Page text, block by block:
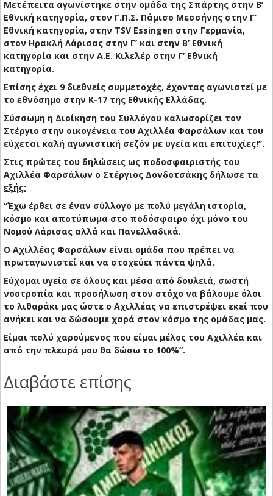
Μετέπειτα αγωνίστηκε στην ομάδα της Σπάρτης στην Β’
Εθνική κατηγορία, στον Γ.Π.Σ. Πάμισο Μεσσήνης στην Γ’
Εθνική κατηγορία, στην TSV Essingen στην Γερμανία,
στον Ηρακλή Λάρισας στην Γ’ και στην Β’ Εθνική
κατηγορία και στην Α.Ε. Κιλελέρ στην Γ’ Εθνική
κατηγορία.
Επίσης έχει 9 διεθνείς συμμετοχές, έχοντας αγωνιστεί με
το εθνόσημο στην Κ-17 της Εθνικής Ελλάδας.
Σύσσωμη η Διοίκηση του Συλλόγου καλωσορίζει τον
Στέργιο στην οικογένεια του Αχιλλέα Φαρσάλων και του
εύχεται καλή αγωνιστική σεζόν με υγεία και επιτυχίες!”.
Στις πρώτες του δηλώσεις ως ποδοσφαιριστής του
Αχιλλέα Φαρσάλων ο Στέργιος Δονδοτσάκης δήλωσε τα
εξής:
“Έχω έρθει σε έναν σύλλογο με πολύ μεγάλη ιστορία,
κόσμο και αποτύπωμα στο ποδόσφαιρο όχι μόνο του
Νομού Λάρισας αλλά και Πανελλαδικά.
Ο Αχιλλέας Φαρσάλων είναι ομάδα που πρέπει να
πρωταγωνιστεί και να στοχεύει πάντα ψηλά.
Εύχομαι υγεία σε όλους και μέσα από δουλειά, σωστή
νοοτροπία και προσήλωση στον στόχο να βάλουμε όλοι
το λιθαράκι μας ώστε ο Αχιλλέας να επιστρέψει εκεί που
ανήκει και να δώσουμε χαρά στον κόσμο της ομάδας μας.
Είμαι πολύ χαρούμενος που είμαι μέλος του Αχιλλέα και
από την πλευρά μου θα δώσω το 100%”.
Διαβάστε επίσης